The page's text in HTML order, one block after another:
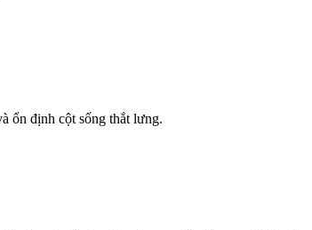
ổn định cột sống thắt lưng.